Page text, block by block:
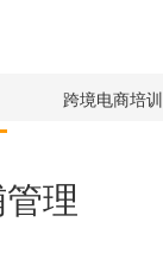
跨境电商培训
理